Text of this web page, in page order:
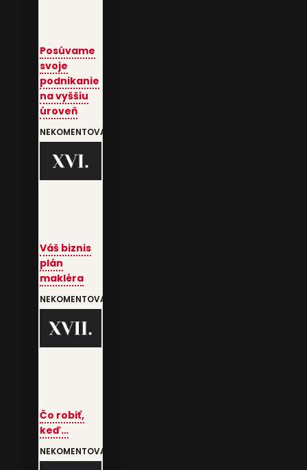
Posúvame
svoje
podnikanie
na vyššiu
úroveň
NEKOMENTOVANÉ
Váš biznis
plán
makléra
NEKOMENTOVANÉ
Čo robiť,
keď…
NEKOMENTOVANÉ